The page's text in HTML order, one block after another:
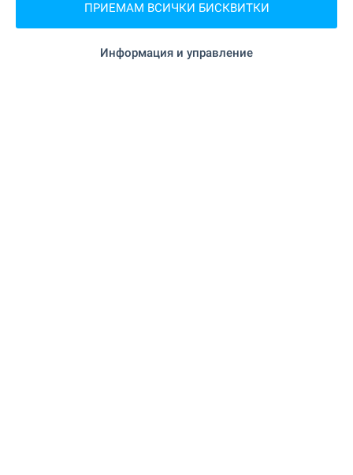
ПРИЕМАМ ВСИЧКИ БИСКВИТКИ
Информация и управление